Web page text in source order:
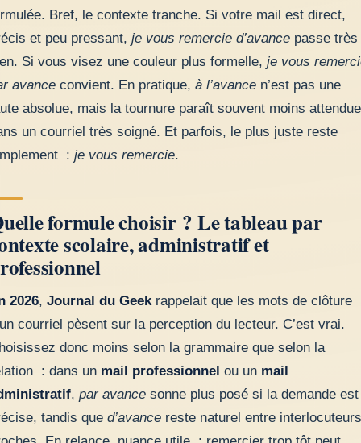
Bref, le contexte tranche. Si votre mail est direct,
et peu pressant, je vous remercie d’avance passe très
Si vous visez une couleur plus formelle, je vous
avance convient. En pratique, à l’avance n’est pas une
absolue, mais la tournure paraît souvent moins attendue
un courriel très soigné. Et parfois, le plus juste reste
: je vous remercie.
formule choisir ? Le tableau par
scolaire, administratif et
2026, Journal du Geekrappelait que les mots de clôture
courriel pèsent sur la perception du lecteur. C’est vrai.
donc moins selon la grammaire que selon la
: dans un mail professionnel ou un mail
, par avance sonne plus posé si la demande est
tandis que d’avance reste naturel entre interlocuteurs